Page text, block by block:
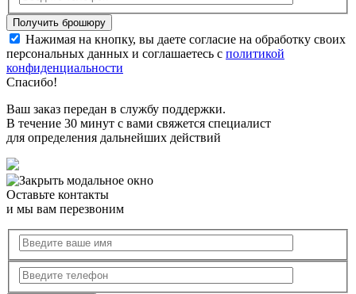
Нажимая на кнопку, вы даете согласие на обработку своих
персональных данных и соглашаетесь с политикой
конфиденциальности
Спасибо!
Ваш заказ передан в службу поддержки.
В течение 30 минут с вами свяжется специалист
для определения дальнейших действий
Оставьте контакты
и мы вам перезвоним